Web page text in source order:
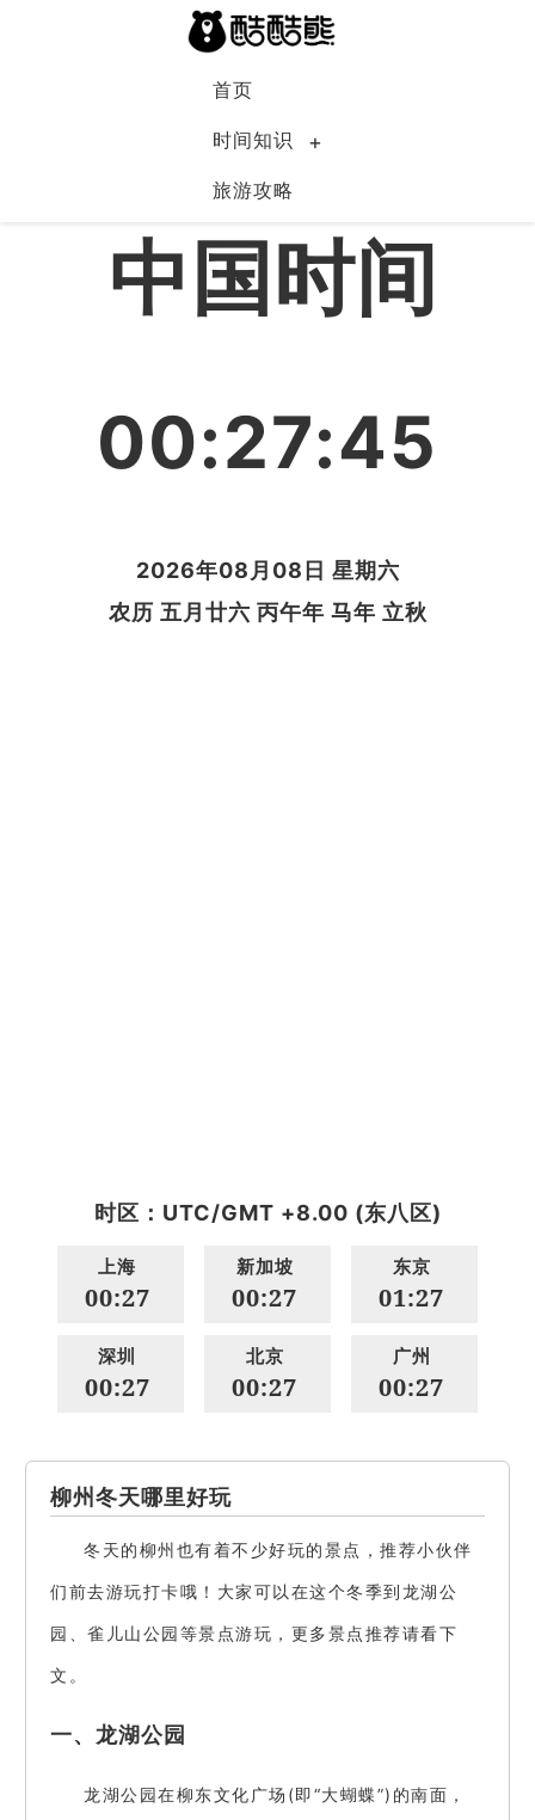
首页
时间知识
旅游攻略
中国
中国时间
00:27:45
2026年08月08日 星期六
农历 五月廿六 丙午年 马年 立秋
时区：UTC/GMT +8.00 (东八区)
上海
00:27
新加坡
00:27
东京
01:27
深圳
00:27
北京
00:27
广州
00:27
柳州冬天哪里好玩
冬天的柳州也有着不少好玩的景点，推荐小伙伴
们前去游玩打卡哦！大家可以在这个冬季到龙湖公
园、雀儿山公园等景点游玩，更多景点推荐请看下
文。
一、龙湖公园
龙湖公园在柳东文化广场(即“大蝴蝶”)的南面，